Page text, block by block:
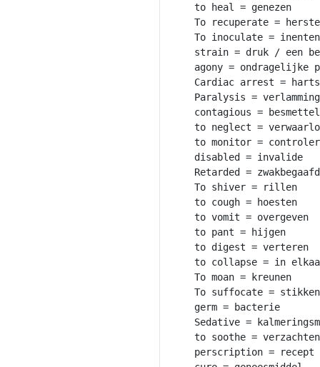
to heal = genezen
To recuperate =
To inoculate = inenten
strain = druk / een
agony = ondragelijke
Cardiac arrest =
Paralysis = verlamming
contagious =
to neglect =
to monitor =
disabled = invalide
Retarded = zwakbegaafd
To shiver = rillen
to cough = hoesten
to vomit = overgeven
to pant = hijgen
to digest = verteren
to collapse = in
To moan = kreunen
To suffocate = stikken
germ = bacterie
Sedative =
to soothe = verzachten
perscription = recept